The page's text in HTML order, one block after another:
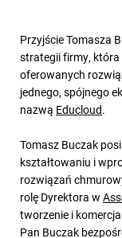
Przyjście Tomasza
strategii firmy, która
oferowanych
jednego, spójnego
nazwą Educloud.
Tomasz Buczak
kształtowaniu i
rozwiązań
rolę Dyrektora w
tworzenie i
Pan Buczak